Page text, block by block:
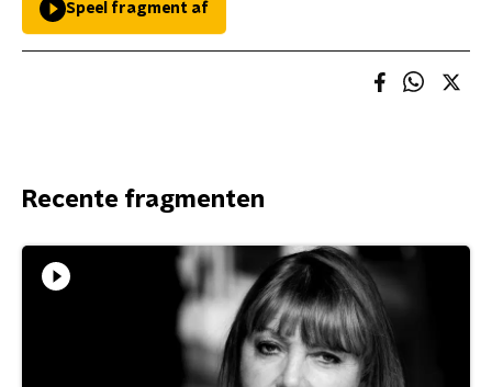
Speel fragment af
Recente fragmenten